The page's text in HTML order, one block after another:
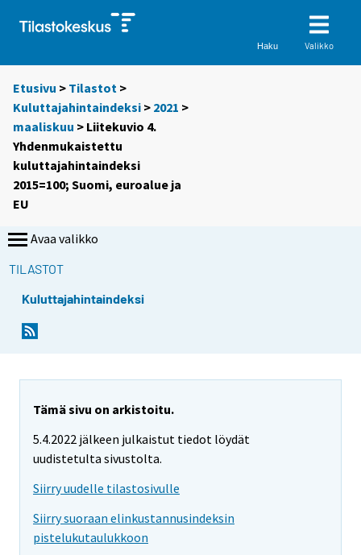
Haku Valikko
Etusivu > Tilastot >
Kuluttajahintaindeksi > 2021 >
maaliskuu > Liitekuvio 4.
Yhdenmukaistettu
kuluttajahintaindeksi
2015=100; Suomi, euroalue ja
EU
Avaa valikko
TILASTOT
Kuluttajahintaindeksi
Tämä sivu on arkistoitu.
5.4.2022 jälkeen julkaistut tiedot löydät
uudistetulta sivustolta.
Siirry uudelle tilastosivulle
Siirry suoraan elinkustannusindeksin
pistelukutaulukkoon